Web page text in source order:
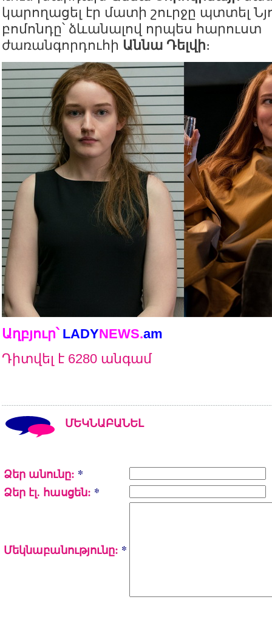
կարողացել էր մատի շուրջը պտտել
բոմոնդը՝ ձևանալով որպես հարուստ
ժառանգորդուհի Աննա Դելվի։
Աղբյուր՝ LADYNEWS.am
Դիտվել է 6280 անգամ
ՄԵԿՆԱԲԱՆԵԼ
Ձեր անունը: *
Ձեր էլ. հասցեն: *
Մեկնաբանությունը: *